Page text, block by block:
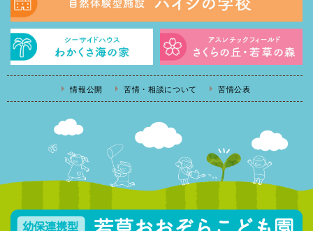
情報公開 苦情・相談について 苦情公表